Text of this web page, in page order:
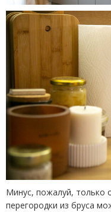
Минус, пожалуй, только
перегородки из бруса